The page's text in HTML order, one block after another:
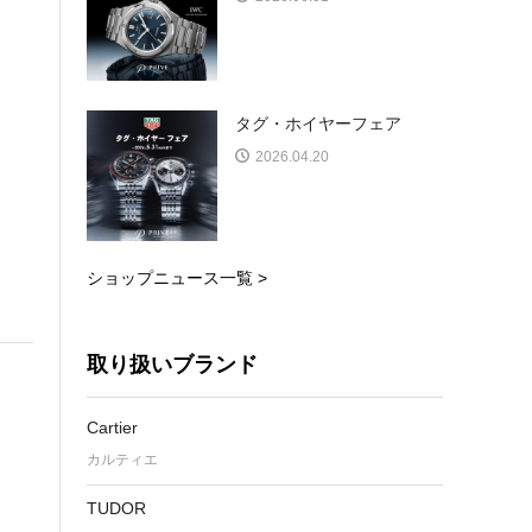
タグ・ホイヤーフェア
2026.04.20
ショップニュース一覧 >
取り扱いブランド
Cartier
カルティエ
TUDOR